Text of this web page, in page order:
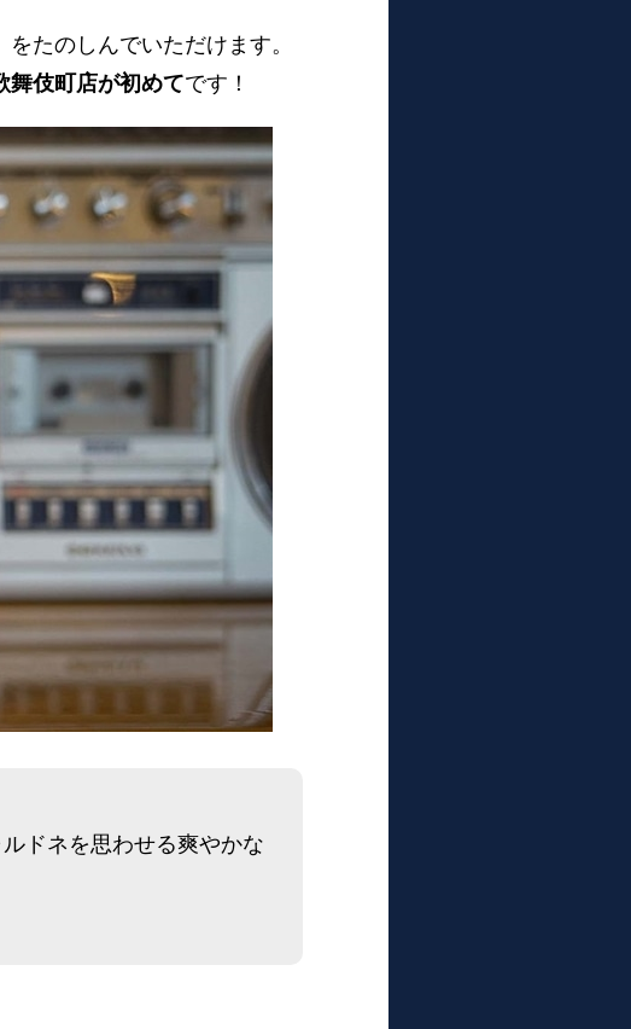
たのしんでいただけます。
舞伎町店が初めてです！
ドネを思わせる爽やかな